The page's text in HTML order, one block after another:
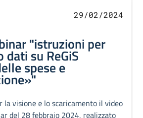
29/02/2024
"istruzioni per
dati su ReGiS
spese e
la visione e lo scaricamento il video
del 28 febbraio 2024, realizzato